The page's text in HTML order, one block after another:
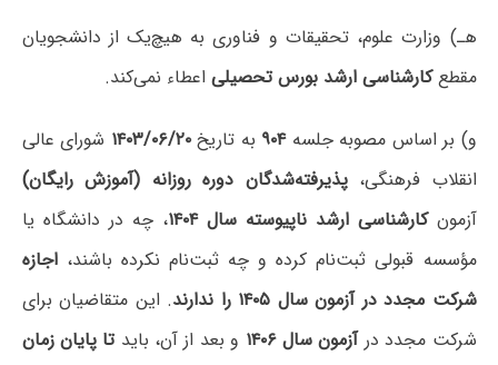
هـ) وزارت علوم، تحقیقات و فناوری به هیچ‌یک از دانشجویان
مقطعکارشناسی ارشد بورس تحصیلی اعطاء نمی‌کند.
و) بر اساس مصوبه جلسه۹۰۴ به تاریخ۱۴۰۳/۰۶/۲۰ شورای عالی
انقلاب فرهنگی،پذیرفته‌شدگان دوره روزانه (آموزش رایگان)
آزمونکارشناسی ارشد ناپیوسته سال ۱۴۰۴
، چه در دانشگاه یا
مؤسسه قبولی ثبت‌نام کرده و چه ثبت‌نام نکرده باشند،اجازه
شرکت مجدد در آزمون سال ۱۴۰۵ را ندارند
. این متقاضیان برای
شرکت مجدد درآزمون سال ۱۴۰۶ و بعد از آن، بایدتا پایان زمان